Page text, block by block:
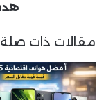
مقالات ذات صلة